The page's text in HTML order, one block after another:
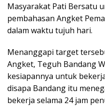
Masyarakat Pati Bersatu
pembahasan Angket
dalam waktu tujuh hari.
Menanggapi target
Angket, Teguh Bandang
kesiapannya untuk
disapa Bandang itu
bekerja selama 24 jam